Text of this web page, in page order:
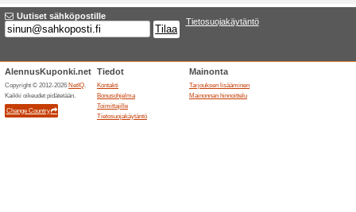
Tutustu